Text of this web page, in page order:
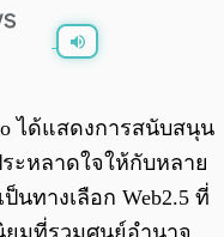
ได้แสดงการสนับสนุน
ะหลาดใจให้กับหลาย
นทางเลือก Web2.5 ที่